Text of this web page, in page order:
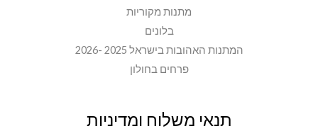
מתנות מקוריות
בלונים
המתנות האהובות בישראל 2025 -2026
פרחים בחולון
תנאי משלוח ומדיניות